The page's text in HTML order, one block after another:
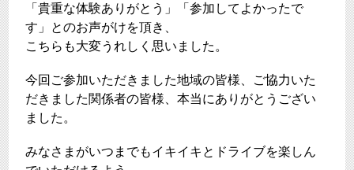
「貴重な体験ありがとう」「参加してよかったで
す」とのお声がけを頂き、
こちらも大変うれしく思いました。
今回ご参加いただきました地域の皆様、ご協力いた
だきました関係者の皆様、本当にありがとうござい
ました。
みなさまがいつまでもイキイキとドライブを楽しん